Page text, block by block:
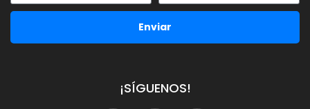
Enviar
¡SÍGUENOS!